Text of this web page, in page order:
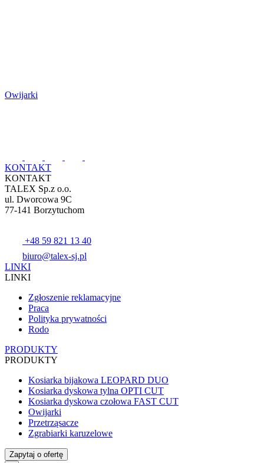
Owijarki
KONTAKT
KONTAKT
TALEX Sp.z o.o.
ul. Dworcowa 9C
77-141 Borzytuchom
+48 59 821 13 40
biuro@talex-sj.pl
LINKI
LINKI
Zgłoszenie reklamacyjne
Praca
Polityka prywatności
Rodo
PRODUKTY
PRODUKTY
Kosiarka bijakowa LEOPARD DUO
Kosiarka dyskowa tylna OPTI CUT
Kosiarka dyskowa czołowa FAST CUT
Owijarki
Przetrząsacze
Zgrabiarki karuzelowe
Zapytaj o ofertę